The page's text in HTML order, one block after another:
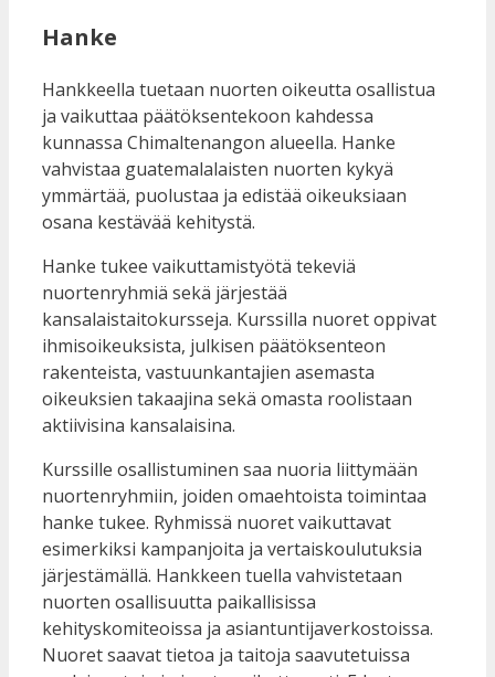
Hanke
Hankkeella tuetaan nuorten oikeutta osallistua
ja vaikuttaa päätöksentekoon kahdessa
kunnassa Chimaltenangon alueella. Hanke
vahvistaa guatemalalaisten nuorten kykyä
ymmärtää, puolustaa ja edistää oikeuksiaan
osana kestävää kehitystä.
Hanke tukee vaikuttamistyötä tekeviä
nuortenryhmiä sekä järjestää
kansalaistaitokursseja. Kurssilla nuoret oppivat
ihmisoikeuksista, julkisen päätöksenteon
rakenteista, vastuunkantajien asemasta
oikeuksien takaajina sekä omasta roolistaan
aktiivisina kansalaisina.
Kurssille osallistuminen saa nuoria liittymään
nuortenryhmiin, joiden omaehtoista toimintaa
hanke tukee. Ryhmissä nuoret vaikuttavat
esimerkiksi kampanjoita ja vertaiskoulutuksia
järjestämällä. Hankkeen tuella vahvistetaan
nuorten osallisuutta paikallisissa
kehityskomiteoissa ja asiantuntijaverkostoissa.
Nuoret saavat tietoa ja taitoja saavutetuissa